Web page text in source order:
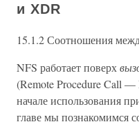
и XDR
15.1.2 Соотношения
NFS работает поверх
(Remote Procedure Call —
начале использования
главе мы познакомимся